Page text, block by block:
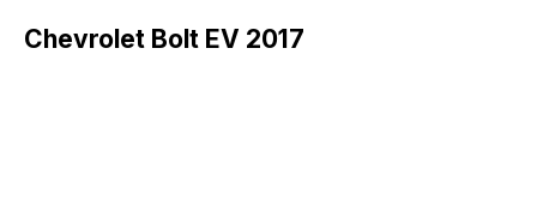
Chevrolet Bolt EV 2017